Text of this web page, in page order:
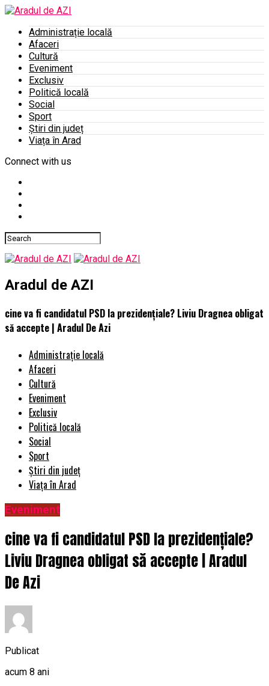
Administrație locală
Afaceri
Cultură
Eveniment
Exclusiv
Politică locală
Social
Sport
Știri din județ
Viața în Arad
Connect with us
Aradul de AZI
cine va fi candidatul PSD la prezidențiale? Liviu Dragnea obligat
să accepte | Aradul De Azi
Administrație locală
Afaceri
Cultură
Eveniment
Exclusiv
Politică locală
Social
Sport
Știri din județ
Viața în Arad
Eveniment
cine va fi candidatul PSD la prezidențiale?
Liviu Dragnea obligat să accepte | Aradul
De Azi
Publicat
acum 8 ani